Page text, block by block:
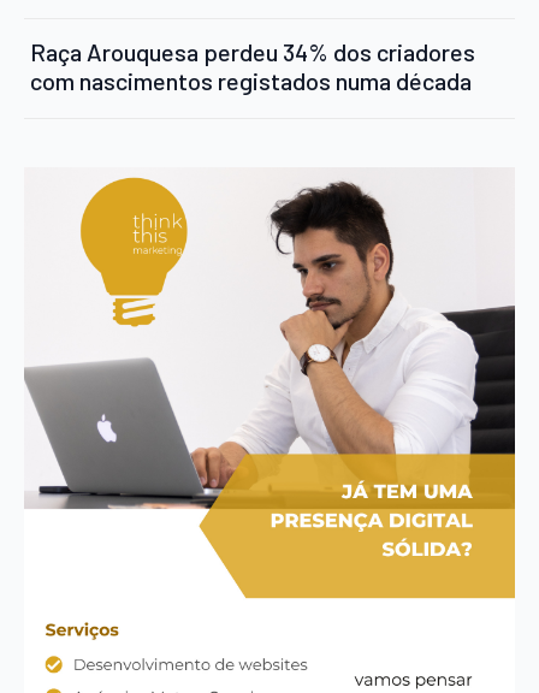
Raça Arouquesa perdeu 34% dos criadores
com nascimentos registados numa década